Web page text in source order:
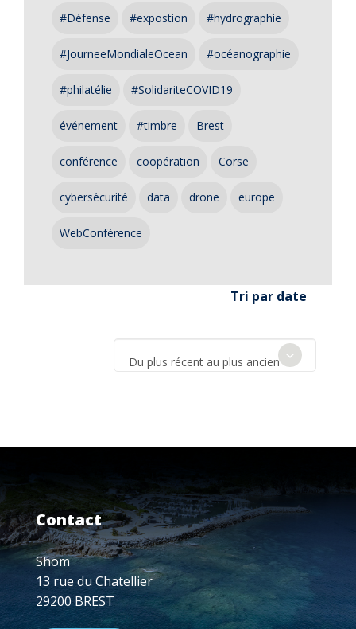
#Défense #expostion #hydrographie
#JourneeMondialeOcean #océanographie
#philatélie #SolidariteCOVID19
événement #timbre Brest
conférence coopération Corse
cybersécurité data drone europe
WebConférence
Tri par date
Du plus récent au plus ancien
Contact
Shom
13 rue du Chatellier
29200 BREST